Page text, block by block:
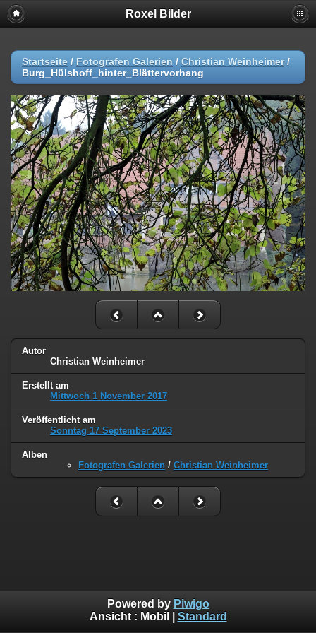
Roxel Bilder
Startseite / Fotografen Galerien / Christian Weinheimer/
Burg_Hülshoff_hinter_Blättervorhang
Autor
Christian Weinheimer
Erstellt am
Mittwoch 1 November 2017
Veröffentlicht am
Sonntag 17 September 2023
Alben
Fotografen Galerien / Christian Weinheimer
Powered by Piwigo
Ansicht : Mobil Standard